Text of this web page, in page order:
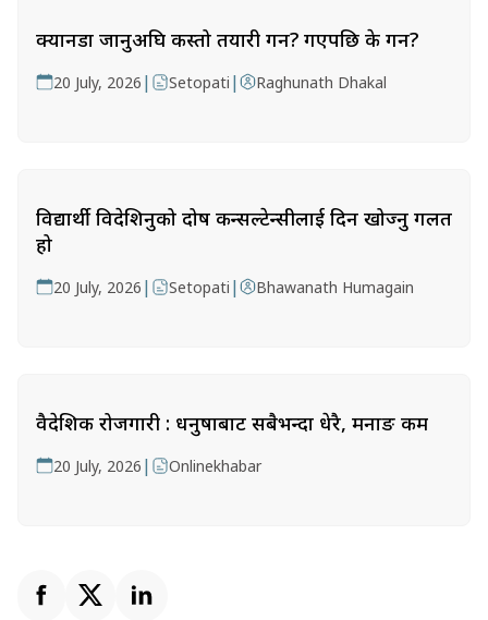
क्यानडा जानुअघि कस्तो तयारी गर्ने? गएपछि के गर्ने?
20 July, 2026 | Setopati | Raghunath Dhakal
विद्यार्थी विदेशिनुको दोष कन्सल्टेन्सीलाई दिन खोज्नु गलत
हो
20 July, 2026 | Setopati | Bhawanath Humagain
वैदेशिक रोजगारी : धनुषाबाट सबैभन्दा धेरै, मनाङ कम
20 July, 2026 | Onlinekhabar